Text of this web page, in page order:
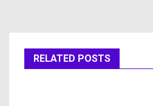
RELATED POSTS